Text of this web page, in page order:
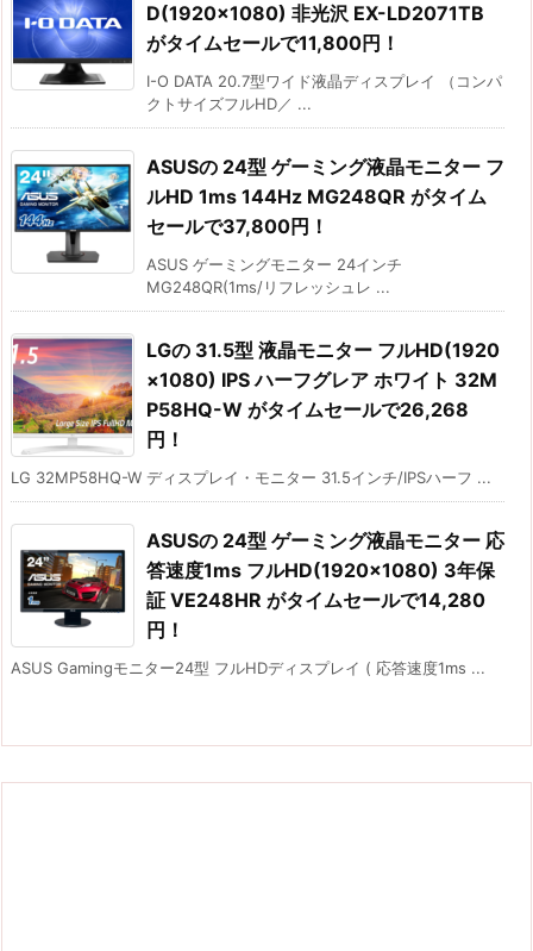
D(1920×1080) 非光沢 EX-LD2071TB
がタイムセールで11,800円！
I-O DATA 20.7型ワイド液晶ディスプレイ （コンパ
クトサイズフルHD／ ...
ASUSの 24型 ゲーミング液晶モニター フ
ルHD 1ms 144Hz MG248QR がタイム
セールで37,800円！
ASUS ゲーミングモニター 24インチ
MG248QR(1ms/リフレッシュレ ...
LGの 31.5型 液晶モニター フルHD(1920
×1080) IPS ハーフグレア ホワイト 32M
P58HQ-W がタイムセールで26,268
円！
LG 32MP58HQ-W ディスプレイ・モニター 31.5インチ/IPSハーフ ...
ASUSの 24型 ゲーミング液晶モニター 応
答速度1ms フルHD(1920×1080) 3年保
証 VE248HR がタイムセールで14,280
円！
ASUS Gamingモニター24型 フルHDディスプレイ ( 応答速度1ms ...